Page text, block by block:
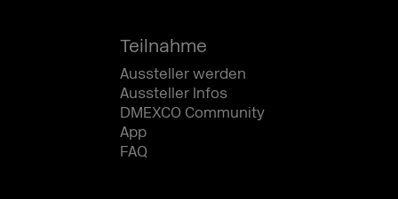
Teilnahme
Aussteller werden
Aussteller Infos
DMEXCO Community
App
FAQ